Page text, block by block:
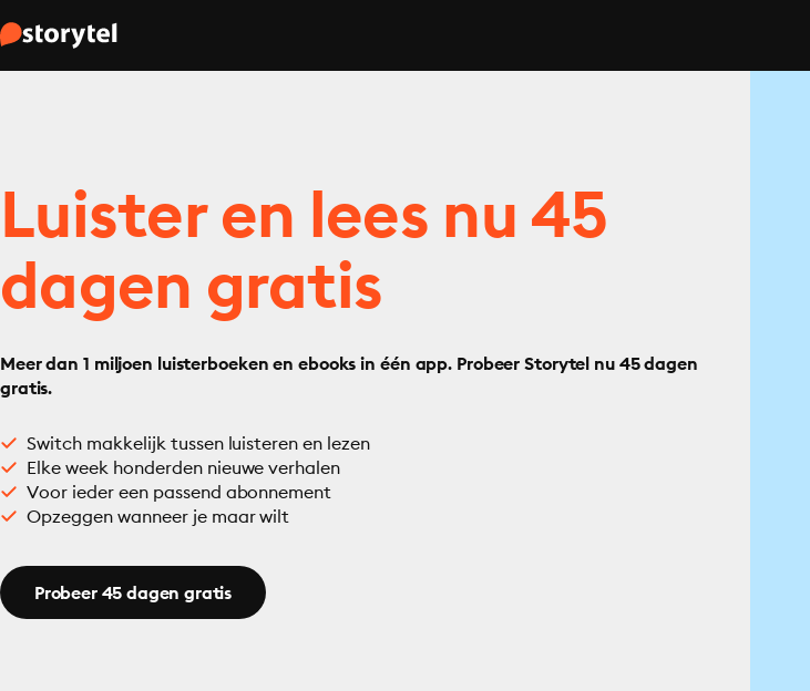
Luister en lees nu 45
dagen gratis
Meer dan 1 miljoen luisterboeken en ebooks in één app. Probeer Storytel nu 45 dagen
gratis.
Switch makkelijk tussen luisteren en lezen
Elke week honderden nieuwe verhalen
Voor ieder een passend abonnement
Opzeggen wanneer je maar wilt
Probeer 45 dagen gratis